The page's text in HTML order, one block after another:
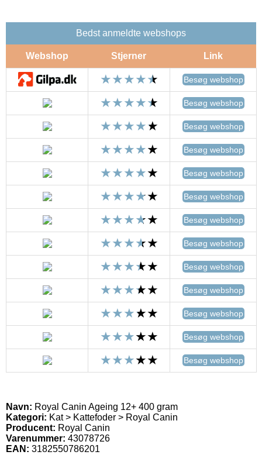
Bedst anmeldte webshops
Webshop Stjerner Link
Besøg webshop
Besøg webshop
Besøg webshop
Besøg webshop
Besøg webshop
Besøg webshop
Besøg webshop
Besøg webshop
Besøg webshop
Besøg webshop
Besøg webshop
Besøg webshop
Besøg webshop
Navn: Royal Canin Ageing 12+ 400 gram
Kategori: Kat > Kattefoder > Royal Canin
Producent: Royal Canin
Varenummer: 43078726
EAN: 3182550786201